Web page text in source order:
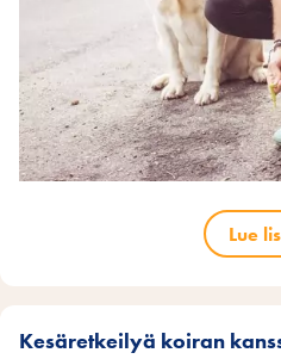
Lue
Kesäretkeilyä koiran